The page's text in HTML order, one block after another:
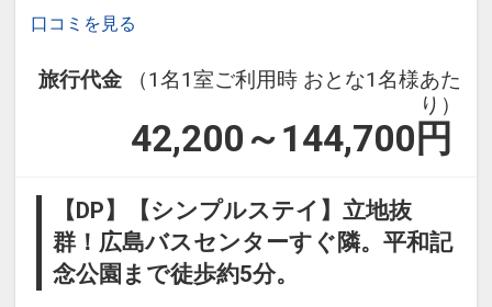
口コミを見る
旅行代金
（1名1室ご利用時 おとな1名様あた
り）
42,200～144,700 円
【DP】【シンプルステイ】立地抜
群！広島バスセンターすぐ隣。平和記
念公園まで徒歩約5分。